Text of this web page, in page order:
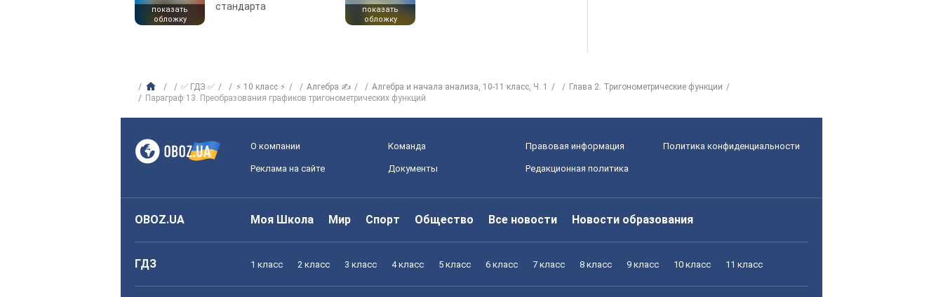
показать
обложку
стандарта
показать
обложку
✅ ГДЗ ✅ ⚡ 10 класс ⚡ Алгебра ✍ Алгебра и начала анализа, 10-11 класс, Ч. 1
Глава 2. Тригонометрические функции
Параграф 13. Преобразования графиков тригонометрических функций
О компании Команда Правовая информация Политика конфиденциальности
Реклама на сайте Документы Редакционная политика
OBOZ.UA Моя Школа Мир Спорт Общество Все новости Новости образования
ГДЗ 1 класс 2 класс 3 класс 4 класс 5 класс 6 класс 7 класс 8 класс 9 класс 10 класс 11 класс